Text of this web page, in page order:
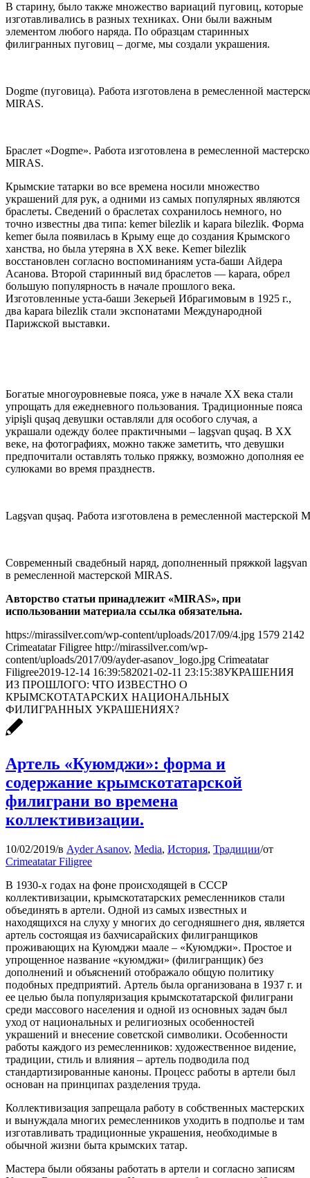
В старину, было также множество вариаций пуговиц, которые
изготавливались в разных техниках. Они были важным
элементом любого наряда. По образцам старинных
филигранных пуговиц – догме, мы создали украшения.
Dogme (пуговица). Работа изготовлена в ремесленной
MIRAS.
Браслет «Dogme». Работа изготовлена в ремесленной
MIRAS.
Крымские татарки во все времена носили множество
украшений для рук, а одними из самых популярных являются
браслеты. Сведений о браслетах сохранилось немного, но
точно известны два типа: kemer bilezlik и kaрara bilezlik. Форма
kemer была появилась в Крыму еще до создания Крымского
ханства, но была утеряна в ХХ веке. Kemer bilezlik
восстановлен согласно воспоминаниям уста-баши Айдера
Асанова. Второй старинный вид браслетов — kaрara, обрел
большую популярность в начале прошлого века.
Изготовленные уста-баши Зекерьей Ибрагимовым в 1925 г.,
два kaрara bilezlik стали экспонатами Международной
Парижской выставки.
Богатые многоуровневые пояса, уже в начале ХХ века стали
упрощать для ежедневного пользования. Традиционные пояса
yipişli quşaq девушки оставляли для особого случая, а
украшали одежду более практичными – lagşvan quşaq. В ХХ
веке, на фотографиях, можно также заметить, что девушки
предпочитали оставлять только пряжку, возможно дополняя ее
сулюками во время празднеств.
Lagşvan quşaq. Работа изготовлена в ремесленной мастерской
Современный свадебный наряд, дополненный пряжкой lagşvan
в ремесленной мастерской MIRAS.
Авторство статьи принадлежит «MIRAS», при
использовании материала ссылка обязательна.
https://mirassilver.com/wp-content/uploads/2017/09/4.jpg 1579 2142
Crimeatatar Filigree http://mirassilver.com/wp-
content/uploads/2017/09/ayder-asanov_logo.jpg Crimeatatar
Filigree2019-12-14 16:39:582021-02-11 23:15:38УКРАШЕНИЯ
ИЗ ПРОШЛОГО: ЧТО ИЗВЕСТНО О
КРЫМСКОТАТАРСКИХ НАЦИОНАЛЬНЫХ
ФИЛИГРАННЫХ УКРАШЕНИЯХ?
Артель «Куюмджи»: форма и
содержание крымскотатарской
филиграни во времена
коллективизации.
10/02/2019/в Ayder Asanov, Media, История, Традиции/от
Crimeatatar Filigree
В 1930-х годах на фоне происходящей в СССР
коллективизации, крымскотатарских ремесленников стали
объединять в артели. Одной из самых известных и
находящихся на слуху у многих до сегодняшнего дня, является
артель состоящая из бахчисарайских филигранщиков
проживающих на Куюмджи маале – «Куюмджи». Простое и
упрощенное название «куюмджи» (филигранщик) без
дополнений и объяснений отображало общую политику
подобных предприятий. Артель была организована в 1937 г. и
ее целью была популяризация крымскотатарской филиграни
среди массового населения и одной из основных задач был
уход от национальных и религиозных особенностей
украшений и внесение советской символики. Особенности
работы каждого из ремесленников: художественное видение,
традиции, стиль и влияния – артель подводила под
стандартизированные каноны. Процесс работы в артели был
основан на принципах разделения труда.
Коллективизация запрещала работу в собственных мастерских
и вынуждала многих ремесленников уходить в подполье и там
изготавливать традиционные украшения, необходимые в
обычной жизни быта крымских татар.
Мастера были обязаны работать в артели и согласно записям